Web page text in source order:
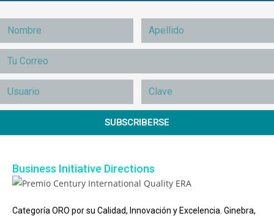
SUBSCRIBERSE
Business Initiative Directions
Categoría ORO por su Calidad, Innovación y Excelencia. Ginebra,